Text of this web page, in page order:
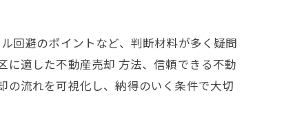
回避のポイントなど、判断材料が多く疑問
適した不動産売却 方法、信頼できる不動
の流れを可視化し、納得のいく条件で大切